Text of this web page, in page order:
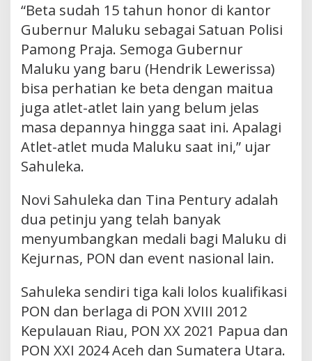
“Beta sudah 15 tahun honor di kantor
Gubernur Maluku sebagai Satuan Polisi
Pamong Praja. Semoga Gubernur
Maluku yang baru (Hendrik Lewerissa)
bisa perhatian ke beta dengan maitua
juga atlet-atlet lain yang belum jelas
masa depannya hingga saat ini. Apalagi
Atlet-atlet muda Maluku saat ini,” ujar
Sahuleka.
Novi Sahuleka dan Tina Pentury adalah
dua petinju yang telah banyak
menyumbangkan medali bagi Maluku di
Kejurnas, PON dan event nasional lain.
Sahuleka sendiri tiga kali lolos kualifikasi
PON dan berlaga di PON XVIII 2012
Kepulauan Riau, PON XX 2021 Papua dan
PON XXI 2024 Aceh dan Sumatera Utara.